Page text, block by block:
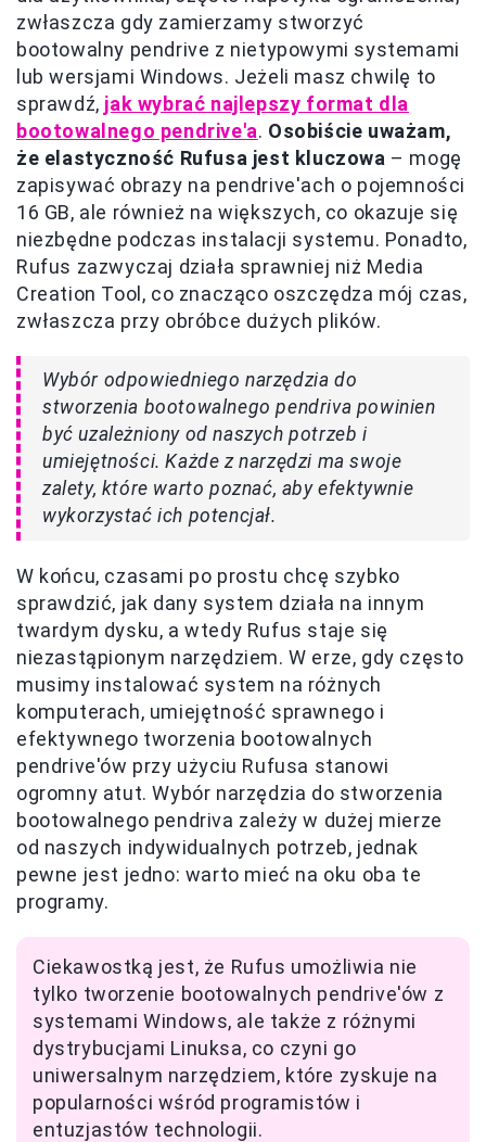
zwłaszcza gdy zamierzamy stworzyć
bootowalny pendrive z nietypowymi systemami
lub wersjami Windows. Jeżeli masz chwilę to
sprawdź, jak wybrać najlepszy format dla
bootowalnego pendrive'a. Osobiście uważam,
że elastyczność Rufusa jest kluczowa – mogę
zapisywać obrazy na pendrive'ach o pojemności
16 GB, ale również na większych, co okazuje się
niezbędne podczas instalacji systemu. Ponadto,
Rufus zazwyczaj działa sprawniej niż Media
Creation Tool, co znacząco oszczędza mój czas,
zwłaszcza przy obróbce dużych plików.
Wybór odpowiedniego narzędzia do
stworzenia bootowalnego pendriva powinien
być uzależniony od naszych potrzeb i
umiejętności. Każde z narzędzi ma swoje
zalety, które warto poznać, aby efektywnie
wykorzystać ich potencjał.
W końcu, czasami po prostu chcę szybko
sprawdzić, jak dany system działa na innym
twardym dysku, a wtedy Rufus staje się
niezastąpionym narzędziem. W erze, gdy często
musimy instalować system na różnych
komputerach, umiejętność sprawnego i
efektywnego tworzenia bootowalnych
pendrive'ów przy użyciu Rufusa stanowi
ogromny atut. Wybór narzędzia do stworzenia
bootowalnego pendriva zależy w dużej mierze
od naszych indywidualnych potrzeb, jednak
pewne jest jedno: warto mieć na oku oba te
programy.
Ciekawostką jest, że Rufus umożliwia nie
tylko tworzenie bootowalnych pendrive'ów z
systemami Windows, ale także z różnymi
dystrybucjami Linuksa, co czyni go
uniwersalnym narzędziem, które zyskuje na
popularności wśród programistów i
entuzjastów technologii.